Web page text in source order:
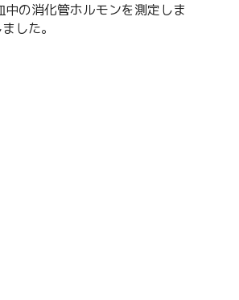
の消化管ホルモンを測定しま
した。